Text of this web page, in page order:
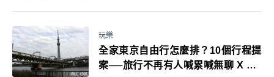
萬！注意事項一次看！
玩樂
全家東京自由行怎麼排？10個行程提
案──旅行不再有人喊累喊無聊 X 爸